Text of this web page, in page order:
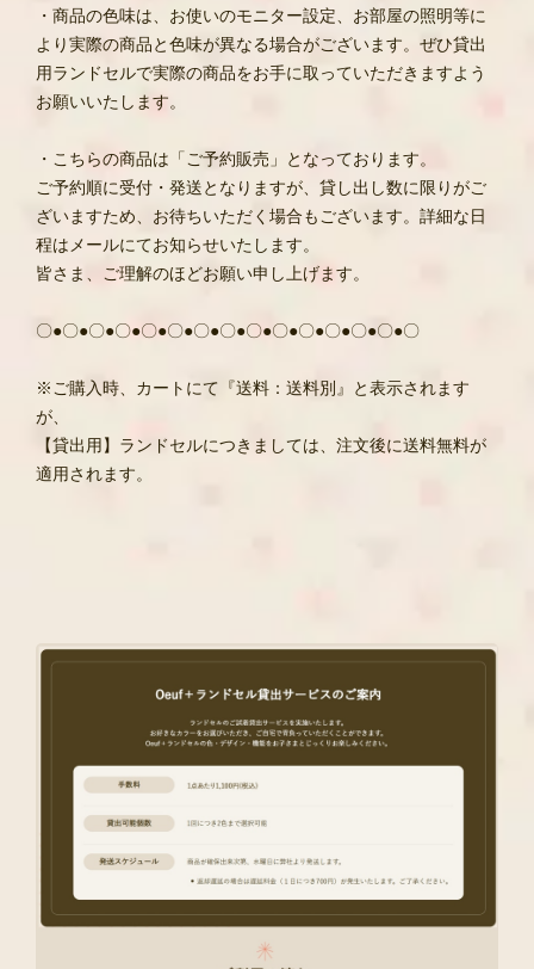
・商品の色味は、お使いのモニター設定、お部屋の照明等に
より実際の商品と色味が異なる場合がございます。ぜひ貸出
用ランドセルで実際の商品をお手に取っていただきますよう
お願いいたします。
・こちらの商品は「ご予約販売」となっております。
ご予約順に受付・発送となりますが、貸し出し数に限りがご
ざいますため、お待ちいただく場合もございます。詳細な日
程はメールにてお知らせいたします。
皆さま、ご理解のほどお願い申し上げます。
〇●〇●〇●〇●〇●〇●〇●〇●〇●〇●〇●〇●〇●〇●〇
※ご購入時、カートにて『送料：送料別』と表示されます
が、
【貸出用】ランドセルにつきましては、注文後に送料無料が
適用されます。